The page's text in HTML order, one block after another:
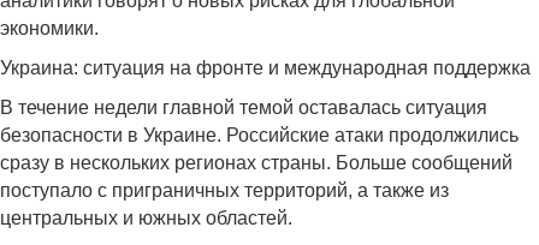
экономики.
Украина: ситуация на фронте и международная поддержка
В течение недели главной темой оставалась ситуация
безопасности в Украине. Российские атаки продолжились
сразу в нескольких регионах страны. Больше сообщений
поступало с приграничных территорий, а также из
центральных и южных областей.